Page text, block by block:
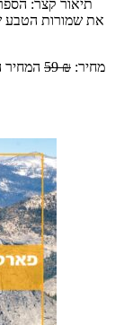
תיאור קצר:
את שמורות הטבע של
מחיר:
59₪ המחיר